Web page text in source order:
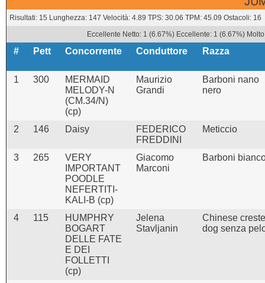
Risultati: 15 Lunghezza: 147 Velocità: 4.89 TPS: 30.06 TPM: 45.09 Ostacoli: 16
Eccellente Netto: 1 (6.67%) Eccellente: 1 (6.67%)
# Pett Concorrente Conduttore Razza
1 300
MERMAID
MELODY-N
(CM.34/N)
(cp)
Maurizio
Grandi
Barboni nano
nero
2 146 Daisy
FEDERICO
FREDDINI
Meticcio
3 265
VERY
IMPORTANT
POODLE
NEFERTITI-
KALI-B (cp)
Giacomo
Marconi
Barboni
4 115
HUMPHRY
BOGART
DELLE FATE
E DEI
FOLLETTI
(cp)
Jelena
Stavljanin
Chinese
dog senza